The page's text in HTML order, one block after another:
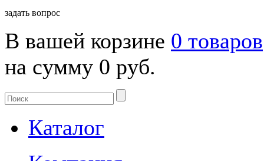
задать вопрос
В вашей корзине 0 товаров
на сумму 0 руб.
Каталог